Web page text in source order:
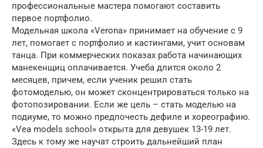
профессиональные мастера помогают составить
первое портфолио.
Модельная школа «Verona» принимает на обучение с 9
лет, помогает с портфолио и кастингами, учит основам
танца. При коммерческих показах работа начинающих
манекенщиц оплачивается. Учеба длится около 2
месяцев, причем, если ученик решил стать
фотомоделью, он может сконцентрироваться только на
фотопозировании. Если же цель – стать моделью на
подиуме, то можно предпочесть дефиле и хореографию.
«Vea models school» открыта для девушек 13-19 лет.
Здесь к тому же научат строить дальнейший план